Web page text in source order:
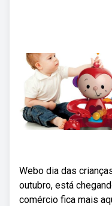
Webo dia das
outubro, está
comércio fica mais